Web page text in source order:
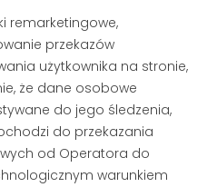
remarketingowe,
przekazów
użytkownika na stronie,
że dane osobowe
do jego śledzenia,
do przekazania
od Operatora do
warunkiem